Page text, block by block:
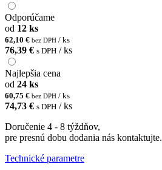
Odporúčame
od 12 ks
62,10 € bez DPH / ks
76,39 € s DPH / ks
Najlepšia cena
od 24 ks
60,75 € bez DPH / ks
74,73 € s DPH / ks
Doručenie 4 - 8 týždňov,
pre presnú dobu dodania nás kontaktujte.
Technické parametre